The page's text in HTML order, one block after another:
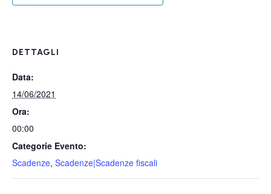
DETTAGLI
Data:
14/06/2021
Ora:
00:00
Categorie Evento:
Scadenze, Scadenze|Scadenze fiscali